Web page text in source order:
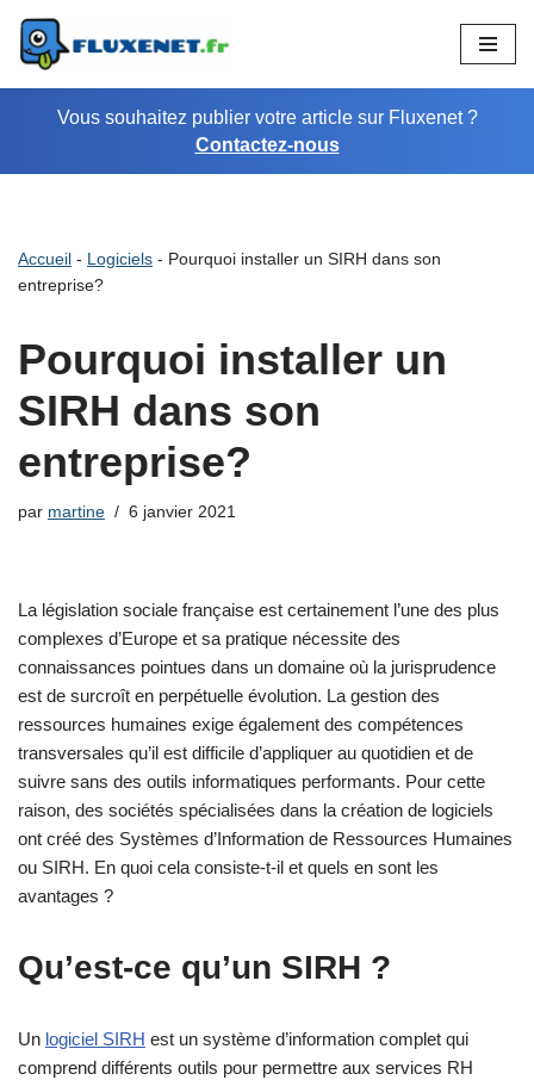
Aller
au
contenuVous souhaitez publier votre article sur Fluxenet ?
Contactez-nous
Accueil - Logiciels - Pourquoi installer un SIRH dans son
entreprise?
Pourquoi installer un
SIRH dans son
entreprise?
par martine 6 janvier 2021
La législation sociale française est certainement l’une des plus
complexes d’Europe et sa pratique nécessite des
connaissances pointues dans un domaine où la jurisprudence
est de surcroît en perpétuelle évolution. La gestion des
ressources humaines exige également des compétences
transversales qu’il est difficile d’appliquer au quotidien et de
suivre sans des outils informatiques performants. Pour cette
raison, des sociétés spécialisées dans la création de logiciels
ont créé des Systèmes d’Information de Ressources Humaines
ou SIRH. En quoi cela consiste-t-il et quels en sont les
avantages ?
Qu’est-ce qu’un SIRH ?
Un logiciel SIRH est un système d’information complet qui
comprend différents outils pour permettre aux services RH